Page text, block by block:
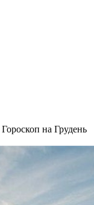
Гороскоп на Грудень